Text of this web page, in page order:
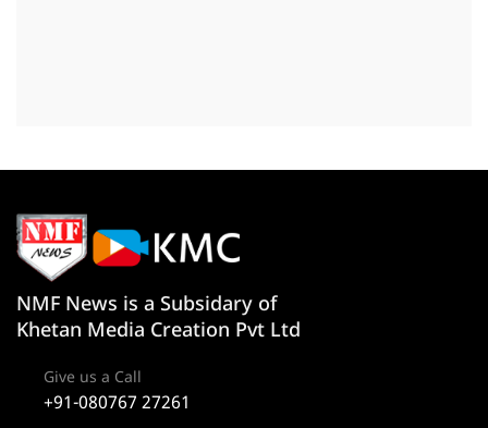
NMF News is a Subsidary of
Khetan Media Creation Pvt Ltd
Give us a Call
+91-080767 27261